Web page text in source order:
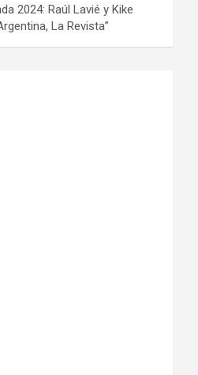
2024: Raúl Lavié y Kike
La Revista”